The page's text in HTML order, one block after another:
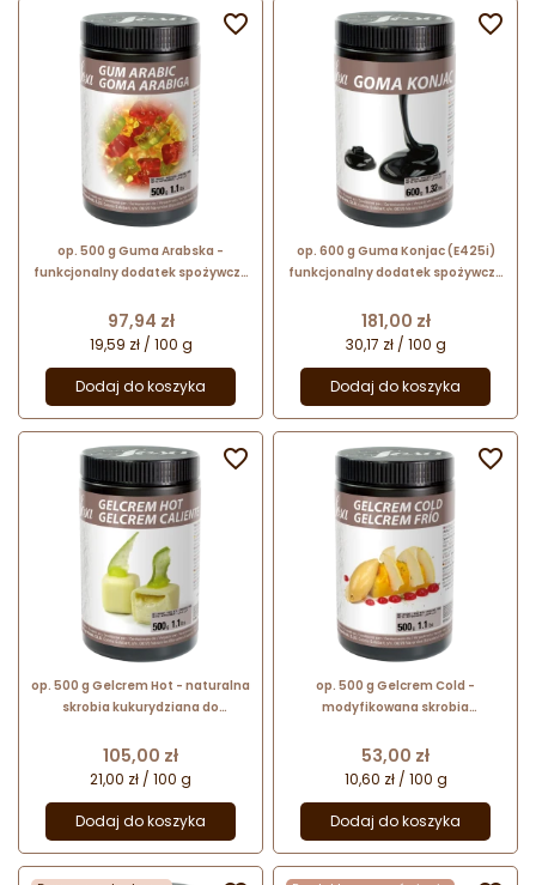
op. 500 g Guma Arabska -
funkcjonalny dodatek spożywczy
kat. 40414 Sosa Ingredients
Cena
97,94 zł
19,59 zł / 100 g
Dodaj do koszyka

op. 600 g Guma Konjac (E425i)
funkcjonalny dodatek spożywczy
Cena
181,00 zł
30,17 zł / 100 g
Dodaj do koszyka

op. 500 g Gelcrem Hot - naturalna
skrobia kukurydziana do
48640 Sosa Ingredients
Cena
105,00 zł
21,00 zł / 100 g
Dodaj do koszyka

op. 500 g Gelcrem Cold -
modyfikowana skrobia
zimno - nr. kat. 48652 Sosa
Ingredients
Cena
53,00 zł
10,60 zł / 100 g
Dodaj do koszyka
